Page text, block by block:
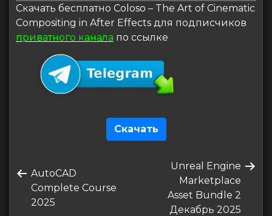
Скачать бесплатно Coloso – The Art of Cinematic
Compositing in After Effects для подписчиков
приватного канала по ссылке
Скачать
по
записям
Предыдущая
запись
AutoCAD
Complete Course
2025
Следующая
запись
Unreal Engine
Marketplace
Asset Bundle 2
Декабрь 2025